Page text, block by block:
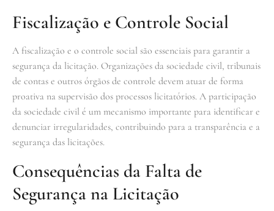
Fiscalização e Controle Social
A fiscalização e o controle social são essenciais para garantir a
segurança da licitação. Organizações da sociedade civil, tribunais
de contas e outros órgãos de controle devem atuar de forma
proativa na supervisão dos processos licitatórios. A participação
da sociedade civil é um mecanismo importante para identificar e
denunciar irregularidades, contribuindo para a transparência e a
segurança das licitações.
Consequências da Falta de
Segurança na Licitação